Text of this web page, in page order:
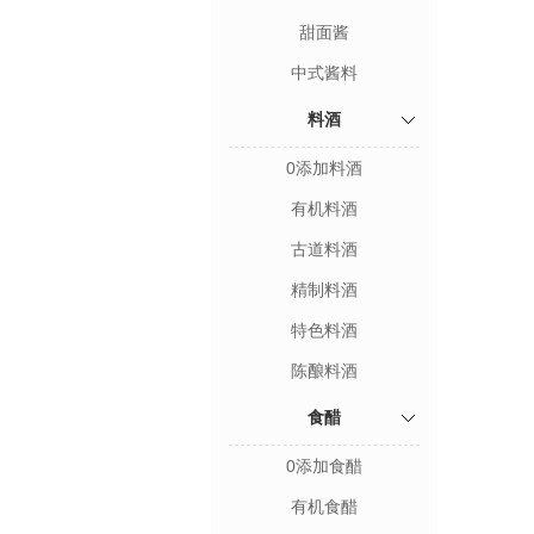
甜面酱
中式酱料
料酒
0添加料酒
有机料酒
古道料酒
精制料酒
特色料酒
陈酿料酒
食醋
0添加食醋
有机食醋